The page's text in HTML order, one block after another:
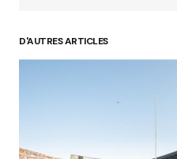
D'AUTRES ARTICLES